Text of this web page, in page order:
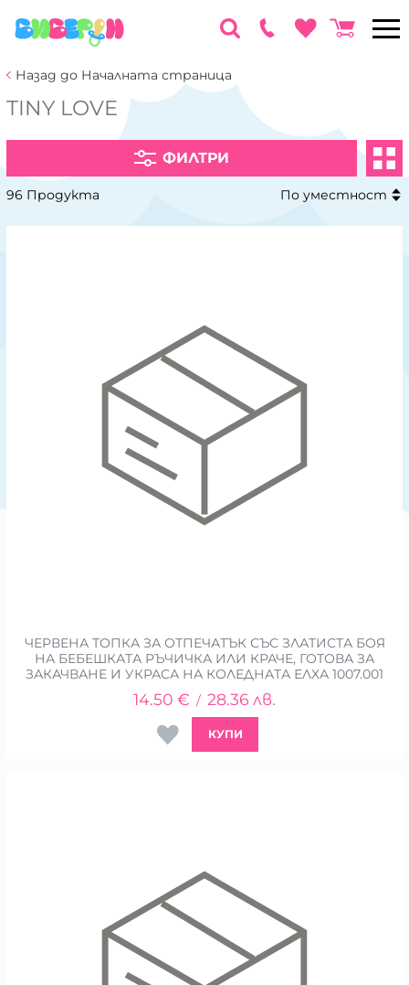
Назад до Началната страница
TINY LOVE
ФИЛТРИ
96 Продукта По уместност
ЧЕРВЕНА ТОПКА ЗА ОТПЕЧАТЪК СЪС ЗЛАТИСТА БОЯ
НА БЕБЕШКАТА РЪЧИЧКА ИЛИ КРАЧЕ, ГОТОВА ЗА
ЗАКАЧВАНЕ И УКРАСА НА КОЛЕДНАТА ЕЛХА 1007.001
14.50 € / 28.36 лв.
КУПИ